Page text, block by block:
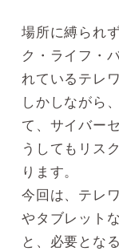
場所に縛られ
ク・ライフ・
れているテレワ
しかしながら
て、サイバー
うしてもリス
ります。
今回は、テレ
やタブレット
と、必要とな